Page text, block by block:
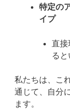
特定の
イプ
直
ると
私たちは、こ
通じて、自分
ます。